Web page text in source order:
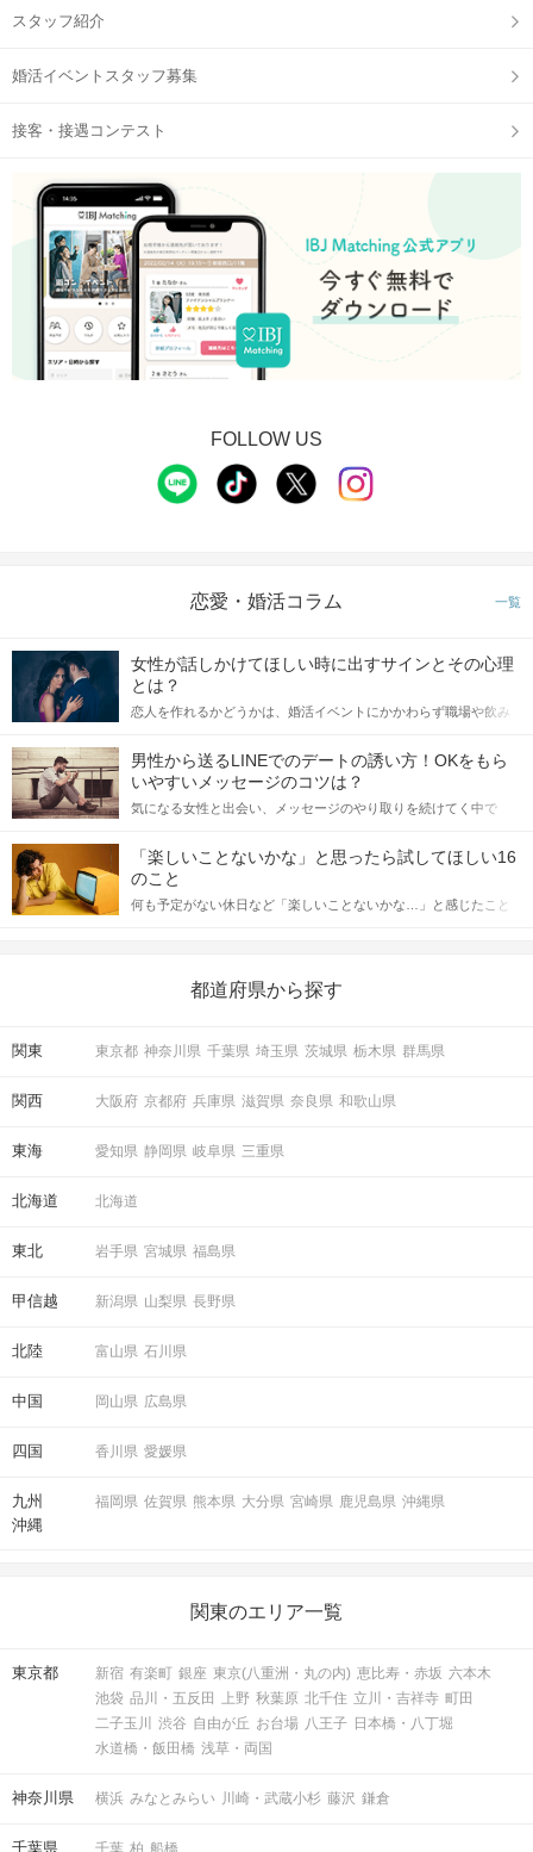
スタッフ紹介
婚活イベントスタッフ募集
接客・接遇コンテスト
FOLLOW US
恋愛・婚活コラム 一覧
女性が話しかけてほしい時に出すサインとその心理
とは？
恋人を作れるかどうかは、婚活イベントにかかわらず職場や飲み
てアプローチできるかにも左右されます。 これから恋人作りを本
格的に始めようとしている方は、女性が異性を求めて出すサイン
をしっかりと理解し、正しい行動に移せるかどうかが重要。 この
記事では、女性が話しかけて欲しい時に出すサインとその心理を
合にどのような行動に繋げるべきかをご紹介していきます。
男性から送るLINEでのデートの誘い方！OKをもら
いやすいメッセージのコツは？
気になる女性と出会い、メッセージのやり取りを続けてく中で
しかし、中には「どう誘ったらいいの？」とお困りの男性もいら
っしゃるのではないでしょうか。 そこで今回は、男性から女性へ
送るLINEでのデートの誘い方のコツをご紹介します。例文も混じ
えながら解説するので、ぜひ参考にしてください。
「楽しいことないかな」と思ったら試してほしい16
のこと
何も予定がない休日など「楽しいことないかな…」と感じたこと
の楽しいことアイデアを集めました♪ いままさに楽しいことを探し
都道府県から探す
関東 東京都 神奈川県 千葉県 埼玉県 茨城県 栃木県 群馬県
関西 大阪府 京都府 兵庫県 滋賀県 奈良県 和歌山県
東海 愛知県 静岡県 岐阜県 三重県
北海道 北海道
東北 岩手県 宮城県 福島県
甲信越 新潟県 山梨県 長野県
北陸 富山県 石川県
中国 岡山県 広島県
四国 香川県 愛媛県
九州
沖縄
福岡県 佐賀県 熊本県 大分県 宮崎県 鹿児島県 沖縄県
関東のエリア一覧
東京都 新宿 有楽町 銀座 東京(八重洲・丸の内) 恵比寿・赤坂 六本木
池袋 品川・五反田 上野 秋葉原 北千住 立川・吉祥寺 町田
二子玉川
渋谷 自由が丘 お台場 八王子 日本橋・八丁堀
水道橋・飯田橋 浅草・両国
神奈川県 横浜 みなとみらい 川崎・武蔵小杉 藤沢 鎌倉
千葉県 千葉 柏 船橋